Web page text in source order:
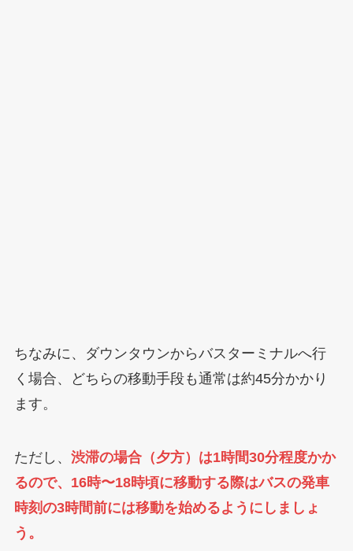
ちなみに、ダウンタウンからバスターミナルへ行
く場合、どちらの移動手段も通常は約45分かかり
ます。
ただし、 渋滞の場合（夕方）は1時間30分程度かか
るので、16時〜18時頃に移動する際はバスの発車
時刻の3時間前には移動を始めるようにしましょ
う。